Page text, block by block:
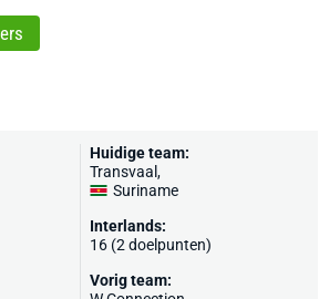
Huidige team:
Transvaal ,
Suriname
Interlands:
16 (2 doelpunten)
Vorig team: